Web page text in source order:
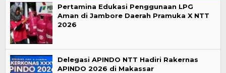
Pertamina Edukasi Penggunaan LPG
Aman di Jambore Daerah Pramuka X NTT
2026
Delegasi APINDO NTT Hadiri Rakernas
APINDO 2026 di Makassar